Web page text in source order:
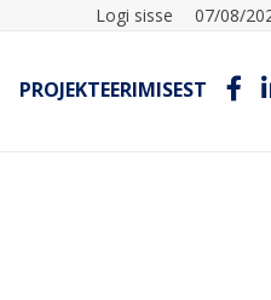
Logi sisse 07/08/
PROJEKTEERIMISEST